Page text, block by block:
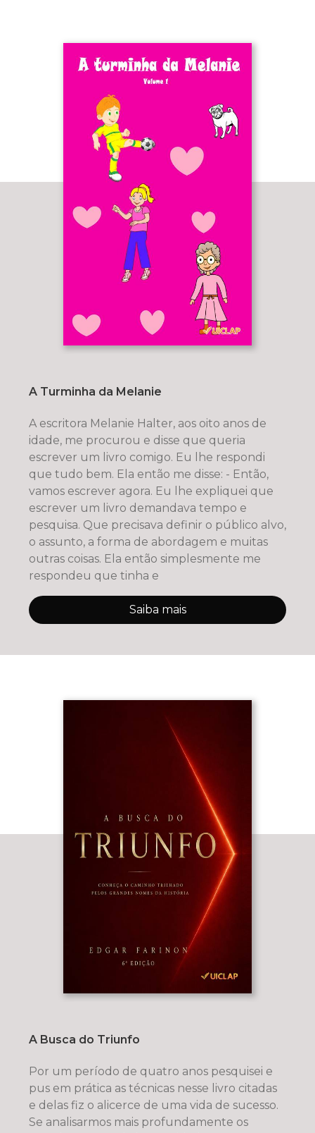
A Turminha da Melanie
A escritora Melanie Halter, aos oito anos de
idade, me procurou e disse que queria
escrever um livro comigo. Eu lhe respondi
que tudo bem. Ela então me disse: - Então,
vamos escrever agora. Eu lhe expliquei que
escrever um livro demandava tempo e
pesquisa. Que precisava definir o público alvo,
o assunto, a forma de abordagem e muitas
outras coisas. Ela então simplesmente me
respondeu que tinha e
Saiba mais
A Busca do Triunfo
Por um período de quatro anos pesquisei e
pus em prática as técnicas nesse livro citadas
e delas fiz o alicerce de uma vida de sucesso.
Se analisarmos mais profundamente os